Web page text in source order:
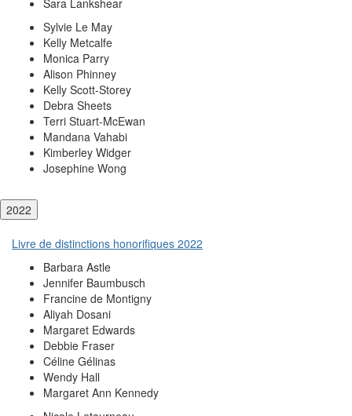
Sara Lankshear
Sylvie Le May
Kelly Metcalfe
Monica Parry
Alison Phinney
Kelly Scott-Storey
Debra Sheets
Terri Stuart-McEwan
Mandana Vahabi
Kimberley Widger
Josephine Wong
2022
Livre de distinctions honorifiques 2022
Barbara Astle
Jennifer Baumbusch
Francine de Montigny
Aliyah Dosani
Margaret Edwards
Debbie Fraser
Céline Gélinas
Wendy Hall
Margaret Ann Kennedy